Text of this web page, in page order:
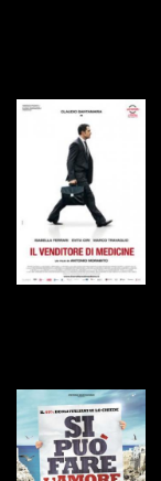
VAI ALLA SCHEDA
VAI ALLA SCHEDA